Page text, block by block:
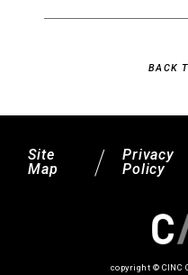
BACK
Site
Map
Privacy
Policy
copyright © CINC